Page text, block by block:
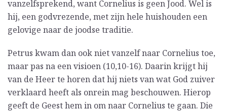
vanzelfsprekend, want Cornelius is geen Jood. Wel is
hij, een godvrezende, met zijn hele huishouden een
gelovige naar de joodse traditie.
Petrus kwam dan ook niet vanzelf naar Cornelius toe,
maar pas na een visioen (10,10-16). Daarin krijgt hij
van de Heer te horen dat hij niets van wat God zuiver
verklaard heeft als onrein mag beschouwen. Hierop
geeft de Geest hem in om naar Cornelius te gaan. Die